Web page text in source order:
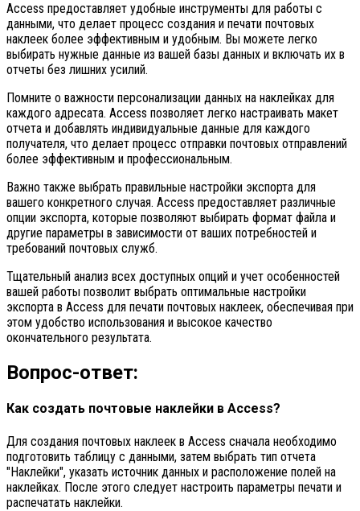
Access предоставляет удобные инструменты для работы с
данными, что делает процесс создания и печати почтовых
наклеек более эффективным и удобным. Вы можете легко
выбирать нужные данные из вашей базы данных и включать их в
отчеты без лишних усилий.
Помните о важности персонализации данных на наклейках для
каждого адресата. Access позволяет легко настраивать макет
отчета и добавлять индивидуальные данные для каждого
получателя, что делает процесс отправки почтовых отправлений
более эффективным и профессиональным.
Важно также выбрать правильные настройки экспорта для
вашего конкретного случая. Access предоставляет различные
опции экспорта, которые позволяют выбирать формат файла и
другие параметры в зависимости от ваших потребностей и
требований почтовых служб.
Тщательный анализ всех доступных опций и учет особенностей
вашей работы позволит выбрать оптимальные настройки
экспорта в Access для печати почтовых наклеек, обеспечивая при
этом удобство использования и высокое качество
окончательного результата.
Вопрос-ответ:
Как создать почтовые наклейки в Access?
Для создания почтовых наклеек в Access сначала необходимо
подготовить таблицу с данными, затем выбрать тип отчета
"Наклейки", указать источник данных и расположение полей на
наклейках. После этого следует настроить параметры печати и
распечатать наклейки.